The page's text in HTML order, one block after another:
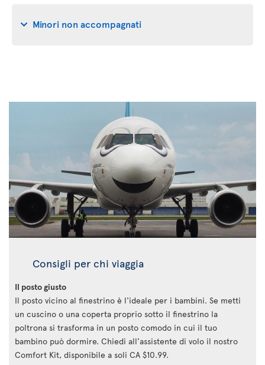
Minori non accompagnati
Consigli per chi viaggia
Il posto giusto
Il posto vicino al finestrino è l'ideale per i bambini. Se metti
un cuscino o una coperta proprio sotto il finestrino la
poltrona si trasforma in un posto comodo in cui il tuo
bambino può dormire. Chiedi all'assistente di volo il nostro
Comfort Kit, disponibile a soli CA $10.99.